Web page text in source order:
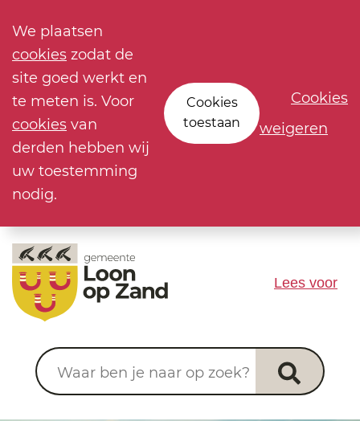
We plaatsen
cookies zodat de
site goed werkt en
te meten is. Voor
cookies van
derden hebben wij
uw toestemming
nodig.
Cookies
toestaan
Cookies
weigeren
Waar ben je naar op zoek?
Lees voor